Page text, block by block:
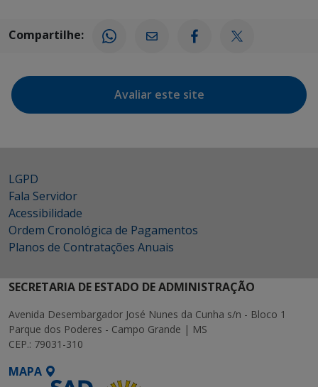
Compartilhe:
Avaliar este site
LGPD
Fala Servidor
Acessibilidade
Ordem Cronológica de Pagamentos
Planos de Contratações Anuais
SECRETARIA DE ESTADO DE ADMINISTRAÇÃO
Avenida Desembargador José Nunes da Cunha s/n - Bloco 1
Parque dos Poderes - Campo Grande | MS
CEP.: 79031-310
MAPA